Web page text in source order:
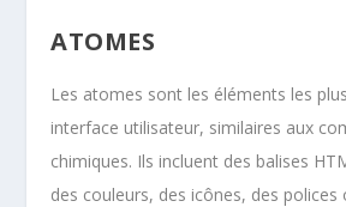
ATOMES
Les atomes sont les éléments les
interface utilisateur, similaires aux
chimiques. Ils incluent des balises
des couleurs, des icônes, des polices